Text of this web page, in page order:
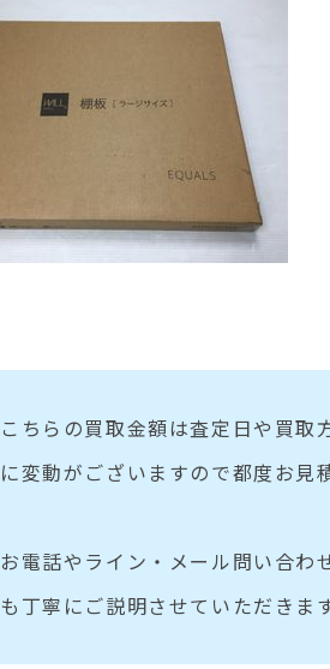
こちらの買取金額は査定日や買
に変動がございますので都度お見
お電話やライン・メール問い合わ
も丁寧にご説明させていただきま